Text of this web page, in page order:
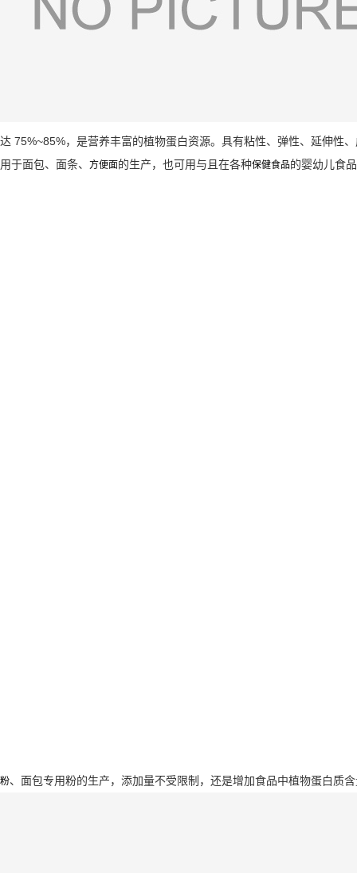
达 75%~85%，是营养丰富的植物蛋白资源。具有粘性、弹性、延伸性
用于面包、面条、 方便面的生产，也可用与且在各种保健食品的婴幼儿食
粉、面包专用粉的生产，添加量不受限制，还是增加食品中植物蛋白质